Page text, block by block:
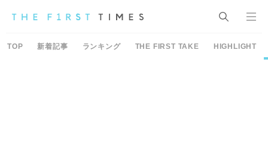
TOP 新着記事 ランキング THE FIRST TAKE HIGHLIGHT